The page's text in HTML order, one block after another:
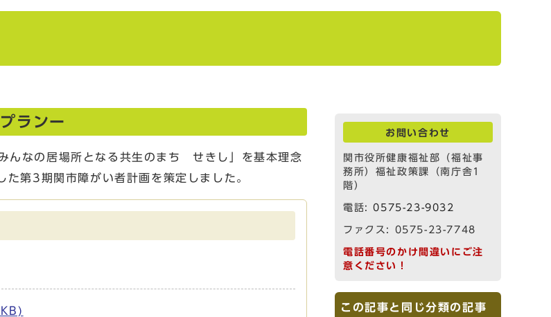
ランー
なの居場所となる共生のまち せきし」を基本理念
第3期関市障がい者計画を策定しました。
お問い合わせ
関市役所健康福祉部（福祉事
務所）福祉政策課（南庁舎1
階）
電話:0575-23-9032
ファクス: 0575-23-7748
電話番号のかけ間違いにご注
意ください！
この記事と同じ分類の記事